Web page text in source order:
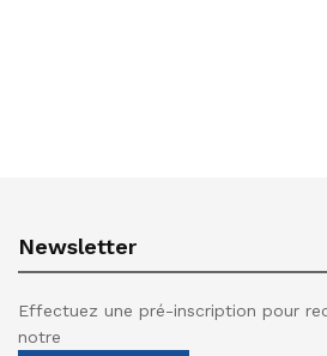
Newsletter
Effectuez une pré-inscription pour
notre